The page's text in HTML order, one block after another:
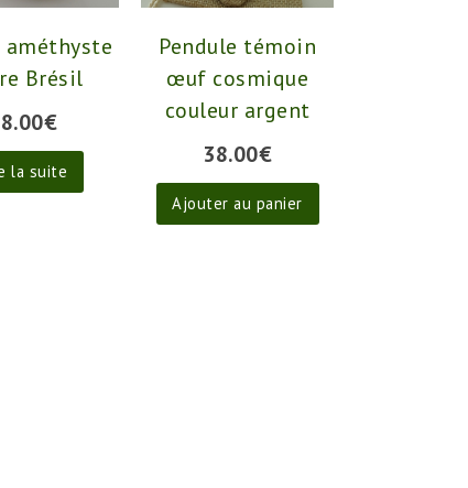
améthyste
Brésil
€
la suite
Pendule témoin
œuf cosmique
couleur argent
38.00€
Ajouter au panier